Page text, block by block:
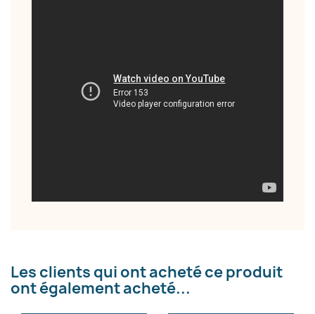
Les clients qui ont acheté ce produit
ont également acheté...
Créer une liste d'envies